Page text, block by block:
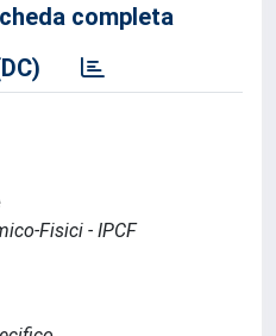
completa
Fisici - IPCF